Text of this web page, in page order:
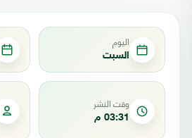
اليوم
السبت
وقت النشر
03:31 م